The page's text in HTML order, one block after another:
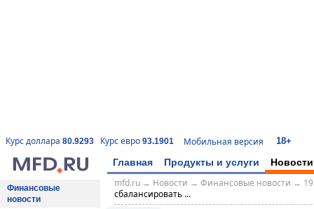
Курс доллара 80.9293 Курс евро 93.1901 Мобильная версия 18+
Главная Продукты и услуги Новости
Финансовые
новости
mfd.ru→ Новости → Финансовые новости →
сбалансировать ...